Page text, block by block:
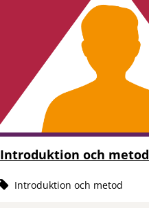
Introduktion och metod
Introduktion och metod